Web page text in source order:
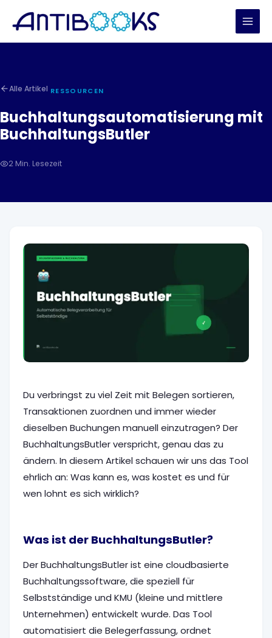
Inhalt
springen
Alle Artikel RESSOURCEN
Buchhaltungsautomatisierung mit
BuchhaltungsButler
2 Min. Lesezeit
Du verbringst zu viel Zeit mit Belegen sortieren,
Transaktionen zuordnen und immer wieder
dieselben Buchungen manuell einzutragen? Der
BuchhaltungsButler verspricht, genau das zu
ändern. In diesem Artikel schauen wir uns das Tool
ehrlich an: Was kann es, was kostet es und für
wen lohnt es sich wirklich?
Was ist der BuchhaltungsButler?
Der BuchhaltungsButler ist eine cloudbasierte
Buchhaltungssoftware, die speziell für
Selbstständige und KMU (kleine und mittlere
Unternehmen) entwickelt wurde. Das Tool
automatisiert die Belegerfassung, ordnet